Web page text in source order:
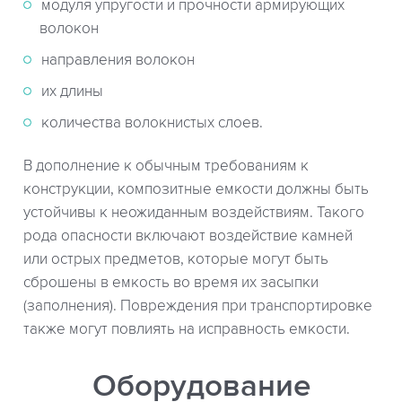
модуля упругости и прочности армирующих
волокон
направления волокон
их длины
количества волокнистых слоев.
В дополнение к обычным требованиям к
конструкции, композитные емкости должны быть
устойчивы к неожиданным воздействиям. Такого
рода опасности включают воздействие камней
или острых предметов, которые могут быть
сброшены в емкость во время их засыпки
(заполнения). Повреждения при транспортировке
также могут повлиять на исправность емкости.
Оборудование